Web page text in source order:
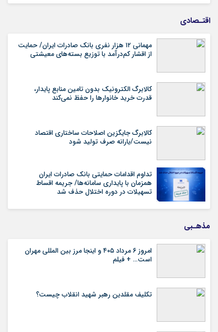
اقتـصادی
مهمانی ۱۲ هزار نفری بانک صادرات ایران/ حمایت
از اقشار کم‌درآمد با توزیع بسته‌های معیشتی
کالابرگ الکترونیک بدون تامین منابع پایدار،
قدرت خرید خانوارها را حفظ نمی‌کند
کالابرگ جایگزین اصلاحات ساختاری اقتصاد
نیست/یارانه صرف تولید شود
تداوم اقدامات حمایتی بانک صادرات ایران
همزمان با پایداری سامانه‌ها/ جریمه اقساط
تسهیلات در دوره اختلال حذف شد
مذهـبی
امروز ۶ مرداد ۴۰۵ و اینجا مرز بین المللی مهران
است… + فیلم
تکلیف مقلدین رهبر شهید انقلاب چیست؟